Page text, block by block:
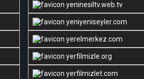
yeninesiltv.web.tv
yeniyeniseyler.com
yerelmerkez.com
yerfilmizle.org
yerfilmizlet.com